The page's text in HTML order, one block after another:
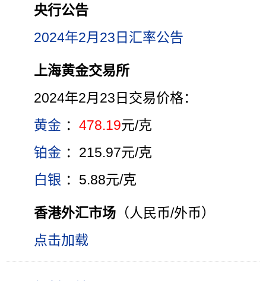
央行公告
2024年2月23日汇率公告
上海黄金交易所
2024年2月23日交易价格：
黄金 ：478.19元/克
铂金 ：215.97元/克
白银 ：5.88元/克
香港外汇市场 （人民币/外币）
点击加载